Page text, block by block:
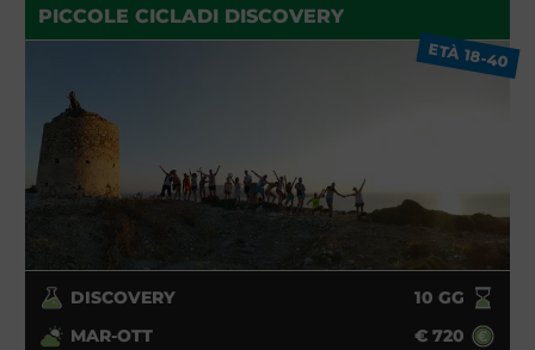
PICCOLE CICLADI DISCOVERY
ETÀ 18-40
DISCOVERY 10 GG
MAR-OTT
€ 720